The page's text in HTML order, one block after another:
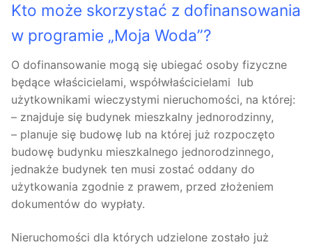
Kto może skorzystać z dofinansowania
w programie „Moja Woda”?
O dofinansowanie mogą się ubiegać osoby fizyczne
będące właścicielami, współwłaścicielami lub
użytkownikami wieczystymi nieruchomości, na której:
– znajduje się budynek mieszkalny jednorodzinny,
– planuje się budowę lub na której już rozpoczęto
budowę budynku mieszkalnego jednorodzinnego,
jednakże budynek ten musi zostać oddany do
użytkowania zgodnie z prawem, przed złożeniem
dokumentów do wypłaty.
Nieruchomości dla których udzielone zostało już